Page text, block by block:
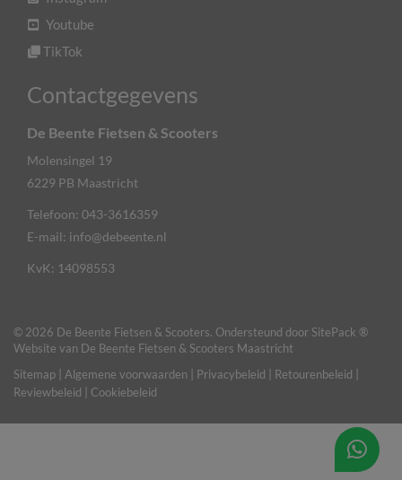
Youtube
TikTok
Contactgegevens
De Beente Fietsen & Scooters
Molensingel 19
6229 PB Maastricht
Telefoon: 043-3616359
E-mail: info@debeente.nl
KvK: 14098553
© 2026 De Beente Fietsen & Scooters. Ondersteund door SitePack ®
Website van De Beente Fietsen & Scooters Maastricht
Sitemap
Algemene voorwaarden Privacybeleid
Retourenbeleid
Reviewbeleid
Cookiebeleid